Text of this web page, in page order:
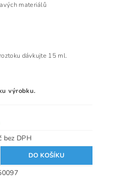
materiálů
dávkujte 15 ml.
výrobku.
180,70 Kč bez DPH